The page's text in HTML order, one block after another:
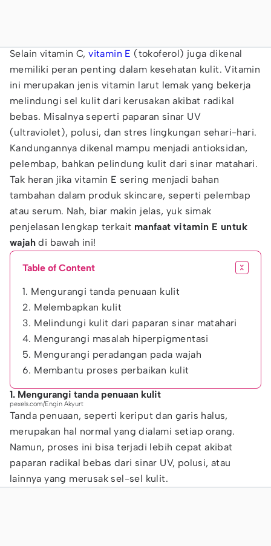
Selain vitamin C,vitamin E (tokoferol) juga dikenal
memiliki peran penting dalam kesehatan kulit. Vitamin
ini merupakan jenis vitamin larut lemak yang bekerja
melindungi sel kulit dari kerusakan akibat radikal
bebas. Misalnya seperti paparan sinar UV
(ultraviolet), polusi, dan stres lingkungan sehari-hari.
Kandungannya dikenal mampu menjadi antioksidan,
pelembap, bahkan pelindung kulit dari sinar matahari.
Tak heran jika vitamin E sering menjadi bahan
tambahan dalam produk skincare, seperti pelembap
atau serum. Nah, biar makin jelas, yuk simak
penjelasan lengkap terkait manfaat vitamin E untuk
wajah di bawah ini!
Table of Content
1. Mengurangi tanda penuaan kulit
2. Melembapkan kulit
3. Melindungi kulit dari paparan sinar matahari
4. Mengurangi masalah hiperpigmentasi
5. Mengurangi peradangan pada wajah
6. Membantu proses perbaikan kulit
1. Mengurangi tanda penuaan kulit
pexels.com/Engin Akyurt
Tanda penuaan, seperti keriput dan garis halus,
merupakan hal normal yang dialami setiap orang.
Namun, proses ini bisa terjadi lebih cepat akibat
paparan radikal bebas dari sinar UV, polusi, atau
lainnya yang merusak sel-sel kulit.